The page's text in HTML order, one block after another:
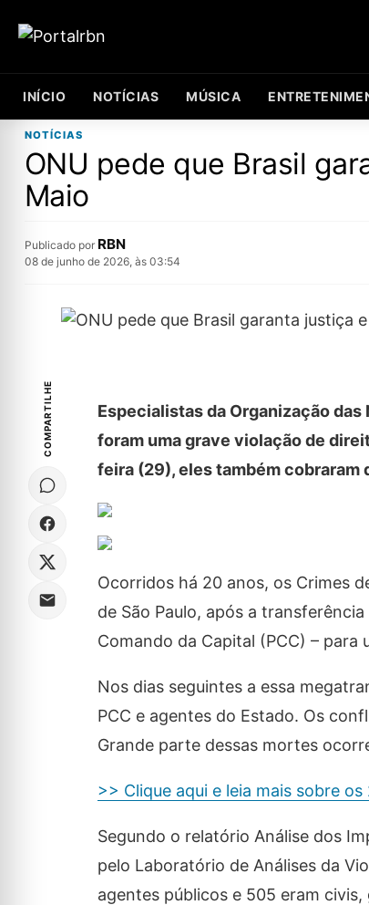
INÍCIO NOTÍCIAS MÚSICA
NOTÍCIAS
ONU pede que Brasil
Maio
Publicado por RBN
08 de junho de 2026, às 03:54
COMPARTILHE
Especialistas da Organização
foram uma grave violação de
feira (29), eles também cobraram
Ocorridos há 20 anos, os Crimes
de São Paulo, após a
Comando da Capital (PCC) – para
Nos dias seguintes a essa
PCC e agentes do Estado. Os
Grande parte dessas mortes
>> Clique aqui e leia mais sobre
Segundo o relatório Análise dos
pelo Laboratório de Análises da
agentes públicos e 505 eram